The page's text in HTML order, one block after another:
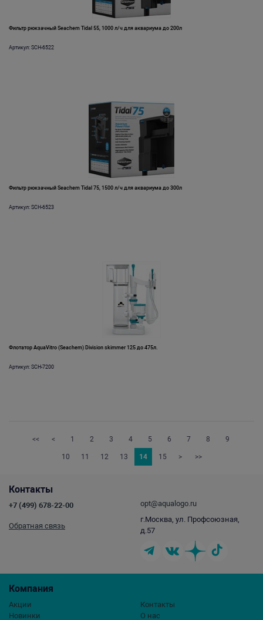
Фильтр рюкзачный Seachem Tidal 55, 1000 л/ч для аквариума до 200л
Артикул: SCH-6522
Фильтр рюкзачный Seachem Tidal 75, 1500 л/ч для аквариума до 300л
Артикул: SCH-6523
Флотатор AquaVitro (Seachem) Division skimmer 125 до 475л.
Артикул: SCH-7200
<< < 1 2 3 4 5 6 7 8 9
10 11 12 13 14 15 > >>
Компания
Акции
Новинки
Контакты
О нас
Контакты
+7 (499) 678-22-00
Обратная связь
opt@aqualogo.ru
г.Москва, ул. Профсоюзная,
д.57